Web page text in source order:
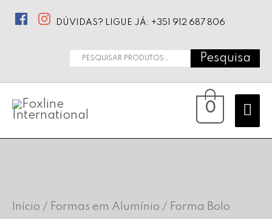
DÚVIDAS? LIGUE JÁ: +351 912 687 806
Pesquisar
Pesquisa
0
Início / Formas em Alumínio / Forma Bolo